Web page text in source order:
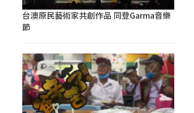
台澳原民藝術家共創作品 同登Garma音樂
節